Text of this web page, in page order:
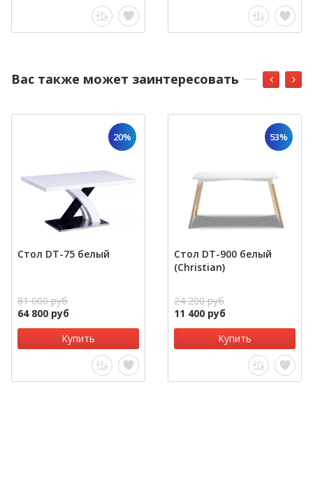
Вас также может заинтересовать
20%
Стол DT-75 белый
81 000 руб
64 800 руб
Купить
53%
Стол DT-900 белый
(Christian)
24 200 руб
11 400 руб
Купить